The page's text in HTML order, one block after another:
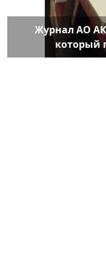
Журнал АО
который